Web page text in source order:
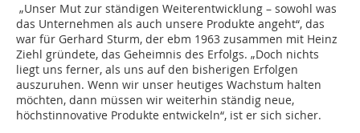
„Unser Mut zur ständigen Weiterentwicklung – sowohl was
das Unternehmen als auch unsere Produkte angeht“, das
war für Gerhard Sturm, der ebm 1963 zusammen mit Heinz
Ziehl gründete, das Geheimnis des Erfolgs. „Doch nichts
liegt uns ferner, als uns auf den bisherigen Erfolgen
auszuruhen. Wenn wir unser heutiges Wachstum halten
möchten, dann müssen wir weiterhin ständig neue,
höchstinnovative Produkte entwickeln“, ist er sich sicher.